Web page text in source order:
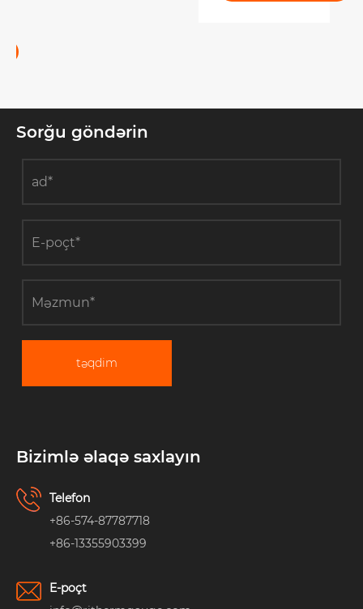
Sorğu göndərin
təqdim
Bizimlə əlaqə saxlayın
Telefon
+86-574-87787718
+86-13355903399
E-poçt